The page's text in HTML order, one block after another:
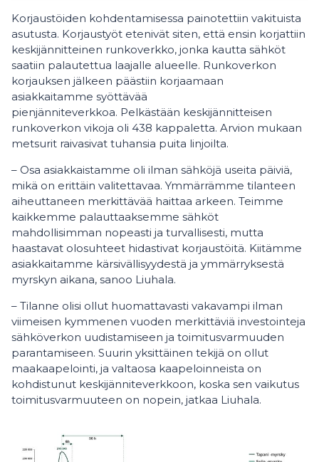
Korjaustöiden kohdentamisessa painotettiin vakituista
asutusta. Korjaustyöt etenivät siten, että ensin korjattiin
keskijännitteinen runkoverkko, jonka kautta sähköt
saatiin palautettua laajalle alueelle. Runkoverkon
korjauksen jälkeen päästiin korjaamaan
asiakkaitamme syöttävää
pienjänniteverkkoa. Pelkästään keskijännitteisen
runkoverkon vikoja oli 438 kappaletta. Arvion mukaan
metsurit raivasivat tuhansia puita linjoilta.
– Osa asiakkaistamme oli ilman sähköjä useita päiviä,
mikä on erittäin valitettavaa. Ymmärrämme tilanteen
aiheuttaneen merkittävää haittaa arkeen. Teimme
kaikkemme palauttaaksemme sähköt
mahdollisimman nopeasti ja turvallisesti, mutta
haastavat olosuhteet hidastivat korjaustöitä. Kiitämme
asiakkaitamme kärsivällisyydestä ja ymmärryksestä
myrskyn aikana, sanoo Liuhala.
– Tilanne olisi ollut huomattavasti vakavampi ilman
viimeisen kymmenen vuoden merkittäviä investointeja
sähköverkon uudistamiseen ja toimitusvarmuuden
parantamiseen. Suurin yksittäinen tekijä on ollut
maakaapelointi, ja valtaosa kaapeloinneista on
kohdistunut keskijänniteverkkoon, koska sen vaikutus
toimitusvarmuuteen on nopein, jatkaa Liuhala.